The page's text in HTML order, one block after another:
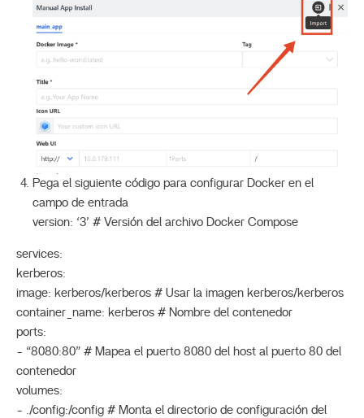
Pega el siguiente código para configurar Docker en el
campo de entrada
version: ‘3’ # Versión del archivo Docker Compose
services:
kerberos:
image: kerberos/kerberos # Usar la imagen kerberos/kerberos
container_name: kerberos # Nombre del contenedor
ports:
- “8080:80” # Mapea el puerto 8080 del host al puerto 80 del
contenedor
volumes:
- ./config:/config # Monta el directorio de configuración del